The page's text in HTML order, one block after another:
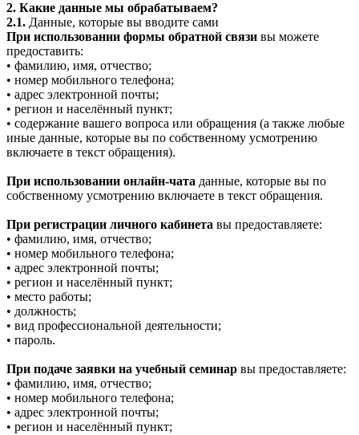
2. Какие данные мы обрабатываем?
2.1. Данные, которые вы вводите сами
При использовании формы обратной связи вы можете
предоставить:
• фамилию, имя, отчество;
• номер мобильного телефона;
• адрес электронной почты;
• регион и населённый пункт;
• содержание вашего вопроса или обращения (а также любые
иные данные, которые вы по собственному усмотрению
включаете в текст обращения).
При использовании онлайн-чата данные, которые вы по
собственному усмотрению включаете в текст обращения.
При регистрации личного кабинета вы предоставляете:
• фамилию, имя, отчество;
• номер мобильного телефона;
• адрес электронной почты;
• регион и населённый пункт;
• место работы;
• должность;
• вид профессиональной деятельности;
• пароль.
При подаче заявки на учебный семинар вы предоставляете:
• фамилию, имя, отчество;
• номер мобильного телефона;
• адрес электронной почты;
• регион и населённый пункт;